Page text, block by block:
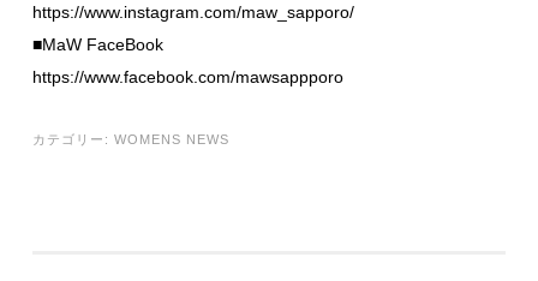
https://www.instagram.com/maw_sapporo/
■MaW FaceBook
https://www.facebook.com/mawsappporo
カテゴリー: WOMENS NEWS